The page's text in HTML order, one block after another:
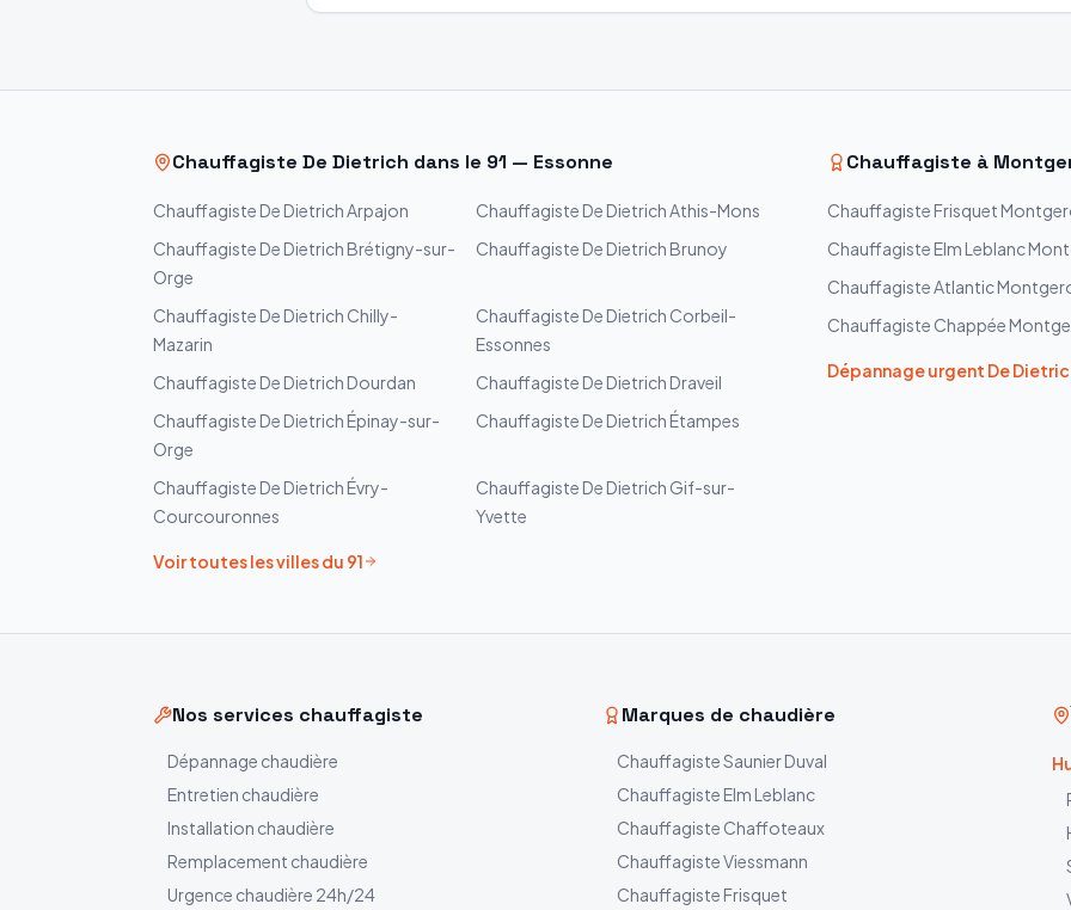
Chauffagiste De Dietrich dans le 91 — Essonne
Chauffagiste De DietrichArpajon Chauffagiste De DietrichAthis-Mons
Chauffagiste De Dietrich Brétigny-sur-
Orge
Chauffagiste De Dietrich Brunoy
Chauffagiste De Dietrich Chilly-
Mazarin
Chauffagiste De Dietrich Corbeil-
Essonnes
Chauffagiste De Dietrich Dourdan Chauffagiste De Dietrich Draveil
Chauffagiste De Dietrich Épinay-sur-
Orge
Chauffagiste De Dietrich Étampes
Chauffagiste De Dietrich Évry-
Courcouronnes
Chauffagiste De Dietrich Gif-sur-
Yvette
Voir toutes les villes du 91
Chauffagiste à
Chauffagiste Frisquet
Chauffagiste Elm Leblanc
ChauffagisteAtlantic
Chauffagiste Chappée
Dépannage urgent De
Nos services chauffagiste
Dépannage chaudière
Entretien chaudière
Installation chaudière
Remplacement chaudière
Urgence chaudière 24h/24
Marques de chaudière
ChauffagisteSaunier Duval
Chauffagiste Elm Leblanc
Chauffagiste Chaffoteaux
ChauffagisteViessmann
Chauffagiste Frisquet